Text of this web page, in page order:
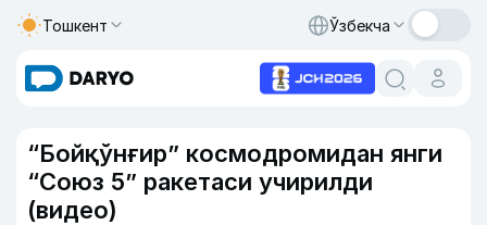
Тошкент Ўзбекча
“Бойқўнғир” космодромидан янги
“Союз 5” ракетаси учирилди
(видео)